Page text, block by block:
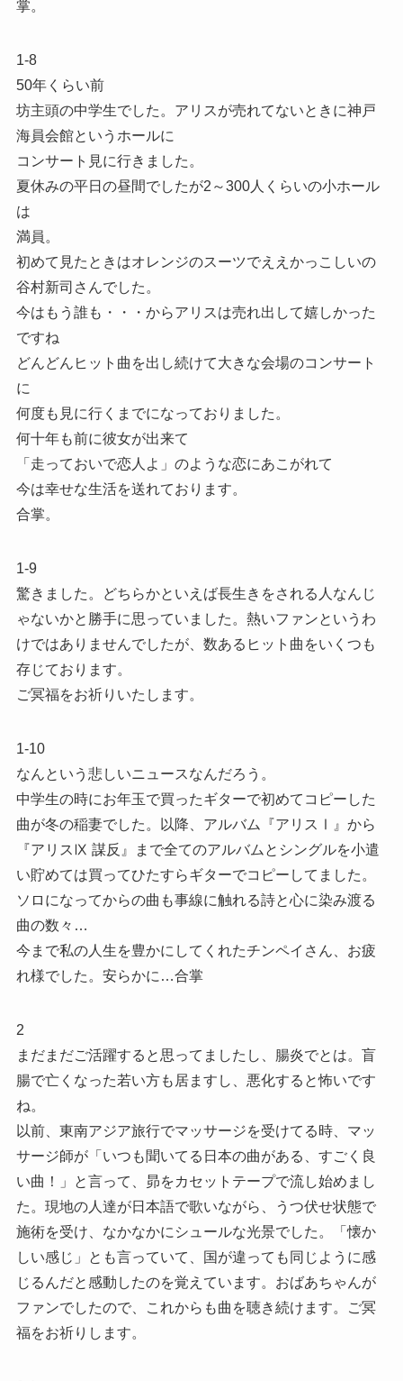
掌。
1-8
50年くらい前
坊主頭の中学生でした。アリスが売れてないときに神戸
海員会館というホールに
コンサート見に行きました。
夏休みの平日の昼間でしたが2～300人くらいの小ホール
は
満員。
初めて見たときはオレンジのスーツでええかっこしいの
谷村新司さんでした。
今はもう誰も・・・からアリスは売れ出して嬉しかった
ですね
どんどんヒット曲を出し続けて大きな会場のコンサート
に
何度も見に行くまでになっておりました。
何十年も前に彼女が出来て
「走っておいで恋人よ」のような恋にあこがれて
今は幸せな生活を送れております。
合掌。
1-9
驚きました。どちらかといえば長生きをされる人なんじ
ゃないかと勝手に思っていました。熱いファンというわ
けではありませんでしたが、数あるヒット曲をいくつも
存じております。
ご冥福をお祈りいたします。
1-10
なんという悲しいニュースなんだろう。
中学生の時にお年玉で買ったギターで初めてコピーした
曲が冬の稲妻でした。以降、アルバム『アリスⅠ』から
『アリスⅨ 謀反』まで全てのアルバムとシングルを小遣
い貯めては買ってひたすらギターでコピーしてました。
ソロになってからの曲も事線に触れる詩と心に染み渡る
曲の数々…
今まで私の人生を豊かにしてくれたチンペイさん、お疲
れ様でした。安らかに…合掌
2
まだまだご活躍すると思ってましたし、腸炎でとは。盲
腸で亡くなった若い方も居ますし、悪化すると怖いです
ね。
以前、東南アジア旅行でマッサージを受けてる時、マッ
サージ師が「いつも聞いてる日本の曲がある、すごく良
い曲！」と言って、昴をカセットテープで流し始めまし
た。現地の人達が日本語で歌いながら、うつ伏せ状態で
施術を受け、なかなかにシュールな光景でした。「懐か
しい感じ」とも言っていて、国が違っても同じように感
じるんだと感動したのを覚えています。おばあちゃんが
ファンでしたので、これからも曲を聴き続けます。ご冥
福をお祈りします。